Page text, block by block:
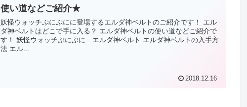
使い道などご紹介★
妖怪ウォッチぷにぷにに登場するエルダ神ベルトのご紹介です！ エル
ダ神ベルトはどこで手に入る？ エルダ神ベルトの使い道などご紹介で
す！ 妖怪ウォッチぷにぷに エルダ神ベルト エルダ神ベルトの入手方
法 エル...
2018.12.16